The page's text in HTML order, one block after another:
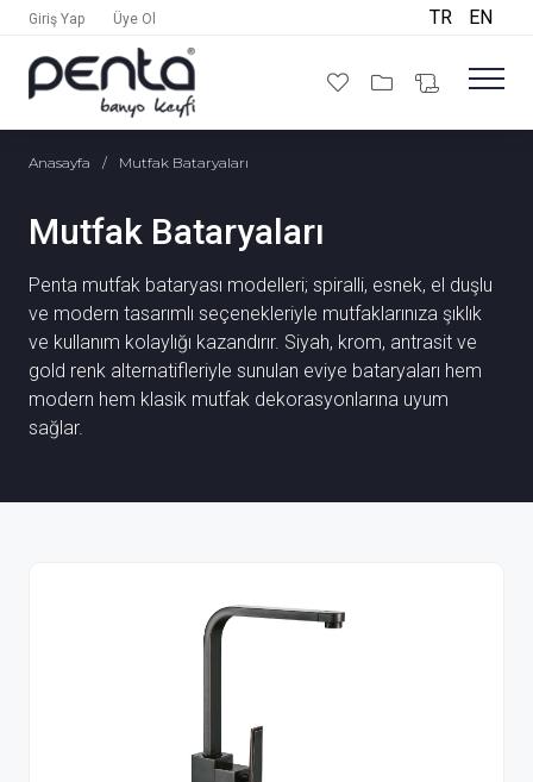
Giriş Yap Üye Ol TR EN
Anasayfa / Mutfak Bataryaları
Mutfak Bataryaları
Penta mutfak bataryası modelleri; spiralli, esnek, el duşlu
ve modern tasarımlı seçenekleriyle mutfaklarınıza şıklık
ve kullanım kolaylığı kazandırır. Siyah, krom, antrasit ve
gold renk alternatifleriyle sunulan eviye bataryaları hem
modern hem klasik mutfak dekorasyonlarına uyum
sağlar.